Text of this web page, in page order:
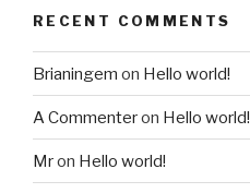
RECENT COMMENTS
Brianingem on Hello world!
A Commenteron Hello world!
Mron Hello world!